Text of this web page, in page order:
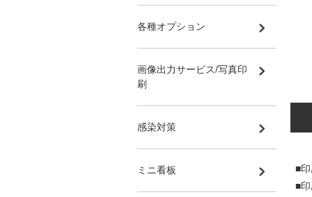
■
■
各種オプション
画像出力サービス/写真印
刷
感染対策
ミニ看板